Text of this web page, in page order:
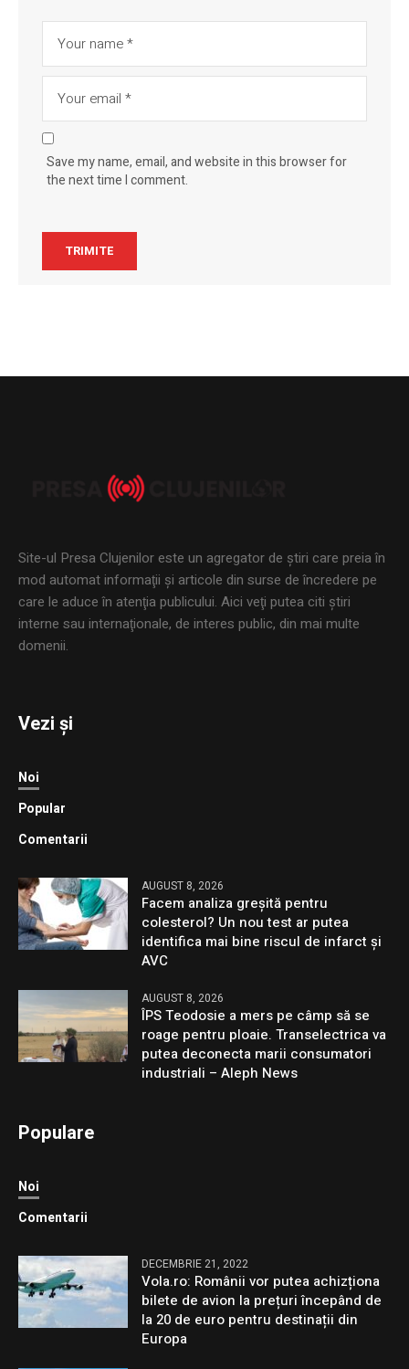
Save my name, email, and website in this browser for
the next time I comment.
Site-ul Presa Clujenilor este un agregator de ştiri care preia în
mod automat informaţii şi articole din surse de încredere pe
care le aduce în atenţia publicului. Aici veţi putea citi ştiri
interne sau internaţionale, de interes public, din mai multe
domenii.
Vezi și
Noi
Popular
Comentarii
AUGUST 8, 2026
Facem analiza greșită pentru
colesterol? Un nou test ar putea
identifica mai bine riscul de infarct și
AVC
AUGUST 8, 2026
ÎPS Teodosie a mers pe câmp să se
roage pentru ploaie. Transelectrica va
putea deconecta marii consumatori
industriali – Aleph News
Populare
Noi
Comentarii
DECEMBRIE 21, 2022
Vola.ro: Românii vor putea achizționa
bilete de avion la prețuri începând de
la 20 de euro pentru destinații din
Europa